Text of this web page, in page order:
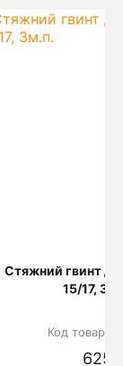
Стяжний гвинт
15/17,
Код товару:
625